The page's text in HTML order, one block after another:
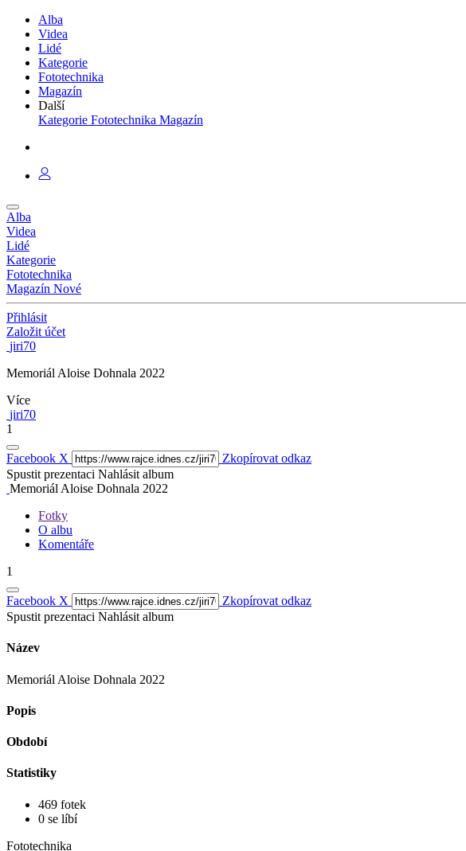
Alba
Videa
Lidé
Kategorie
Fototechnika
Magazín
Další
Kategorie Fototechnika Magazín
Alba
Videa
Lidé
Kategorie
Fototechnika
Magazín Nové
Přihlásit
Založit účet
jiri70
Memoriál Aloise Dohnala 2022
Více
jiri70
1
Facebook X
Zkopírovat odkaz
Spustit prezentaci Nahlásit album
Memoriál Aloise Dohnala 2022
Fotky
O albu
Komentáře
1
Facebook X
Zkopírovat odkaz
Spustit prezentaci Nahlásit album
Název
Memoriál Aloise Dohnala 2022
Popis
Období
Statistiky
469 fotek
0 se líbí
Fototechnika